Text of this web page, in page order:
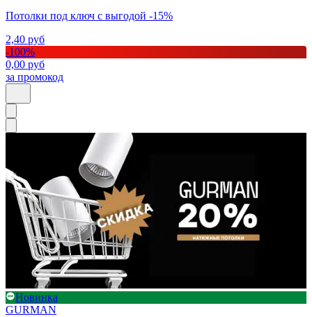
Потолки под ключ с выгодой -15%
2,40 руб
-100%
0,00 руб
за промокод
Новинка
GURMAN